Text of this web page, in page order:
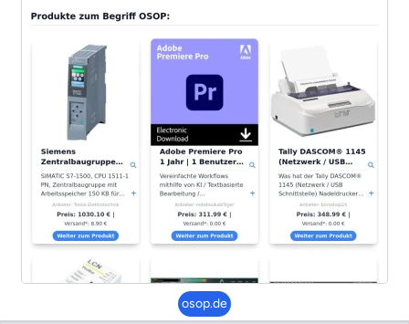
osop.de